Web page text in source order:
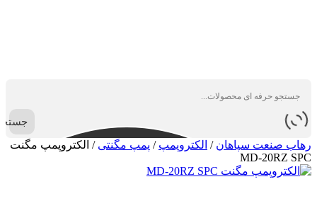
رهاب صنعت سپاهان / الکتروپمپ / پمپ مگنتی / الکتروپمپ مگنت
MD-20RZ SPC